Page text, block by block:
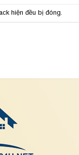
hiện đều bị đóng.